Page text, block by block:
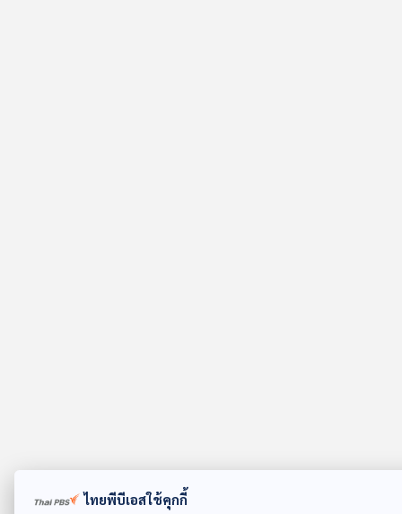
ไทยพีบีเอสใช้คุกกี้